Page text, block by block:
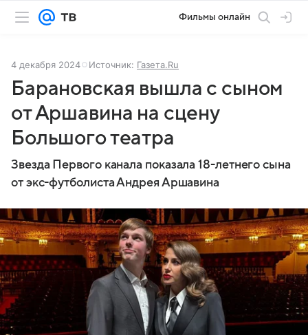
Фильмы онлайн
4 декабря 2024 Источник: Газета.Ru
Барановская вышла с сыном
от Аршавина на сцену
Большого театра
Звезда Первого канала показала 18-летнего сына
от экс-футболиста Андрея Аршавина